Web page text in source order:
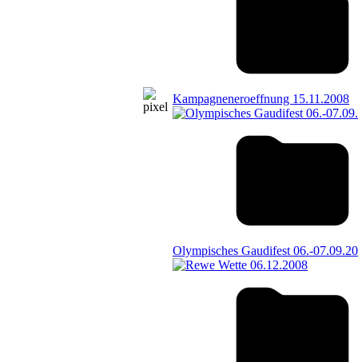
Kampagneneroeffnung 15.11.2008
Olympisches Gaudifest 06.-